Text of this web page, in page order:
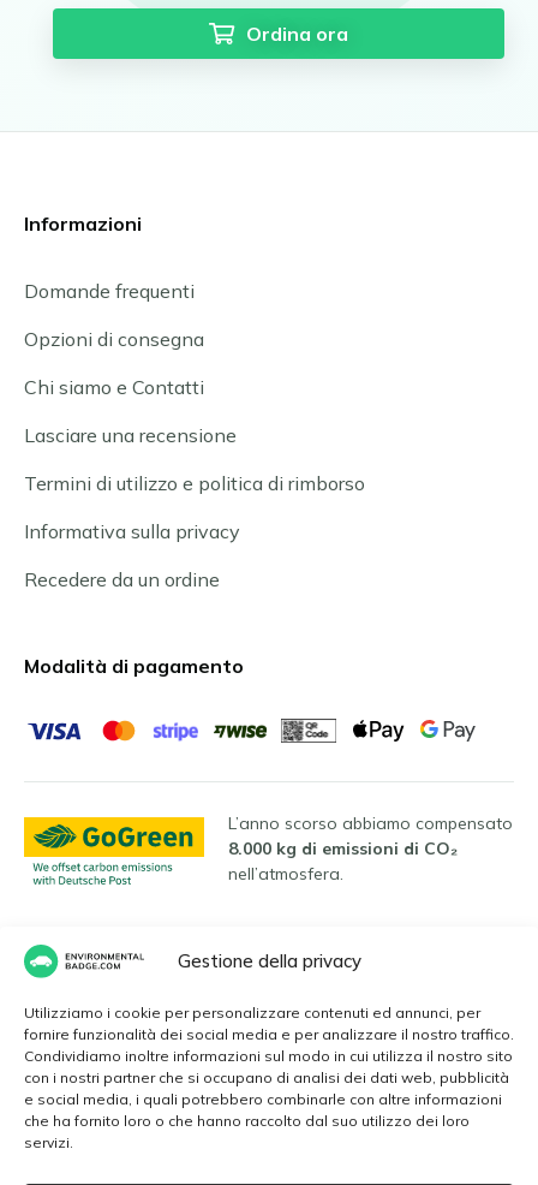
Gestione della privacy
Utilizziamo i cookie per personalizzare contenuti ed annunci, per
fornire funzionalità dei social media e per analizzare il nostro traffico.
Condividiamo inoltre informazioni sul modo in cui utilizza il nostro sito
con i nostri partner che si occupano di analisi dei dati web, pubblicità
e social media, i quali potrebbero combinarle con altre informazioni
che ha fornito loro o che hanno raccolto dal suo utilizzo dei loro
servizi.
Ordina ora
Informazioni
Domande frequenti
Opzioni di consegna
Chi siamo e Contatti
Lasciare una recensione
Termini di utilizzo e politica di rimborso
Informativa sulla privacy
Recedere da un ordine
Modalità di pagamento
L’anno scorso abbiamo compensato
8.000 kg di emissioni di CO₂
nell’atmosfera.
Lingue
Italiano